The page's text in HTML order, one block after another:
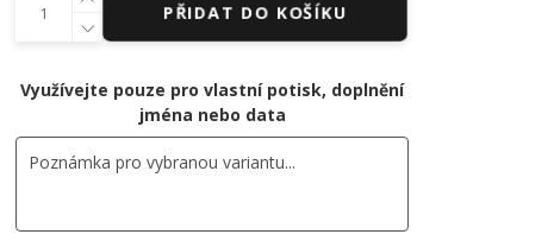
PŘIDAT DO KOŠÍKU
Využívejte pouze pro vlastní potisk, doplnění
jména nebo data